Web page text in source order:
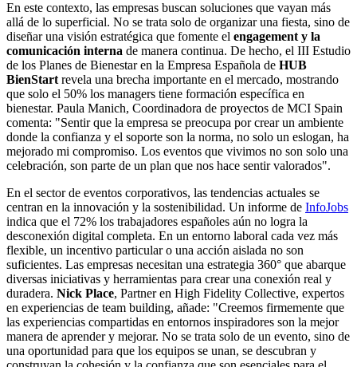
En este contexto, las empresas buscan soluciones que vayan más
allá de lo superficial. No se trata solo de organizar una fiesta, sino de
diseñar una visión estratégica que fomente el engagement y la
comunicación interna de manera continua. De hecho, el III Estudio
de los Planes de Bienestar en la Empresa Española de HUB
BienStart revela una brecha importante en el mercado, mostrando
que solo el 50% los managers tiene formación específica en
bienestar. Paula Manich, Coordinadora de proyectos de MCI Spain
comenta: "Sentir que la empresa se preocupa por crear un ambiente
donde la confianza y el soporte son la norma, no solo un eslogan, ha
mejorado mi compromiso. Los eventos que vivimos no son solo una
celebración, son parte de un plan que nos hace sentir valorados".
En el sector de eventos corporativos, las tendencias actuales se
centran en la innovación y la sostenibilidad. Un informe de InfoJobs
indica que el 72% los trabajadores españoles aún no logra la
desconexión digital completa. En un entorno laboral cada vez más
flexible, un incentivo particular o una acción aislada no son
suficientes. Las empresas necesitan una estrategia 360° que abarque
diversas iniciativas y herramientas para crear una conexión real y
duradera. Nick Place, Partner en High Fidelity Collective, expertos
en experiencias de team building, añade: "Creemos firmemente que
las experiencias compartidas en entornos inspiradores son la mejor
manera de aprender y mejorar. No se trata solo de un evento, sino de
una oportunidad para que los equipos se unan, se descubran y